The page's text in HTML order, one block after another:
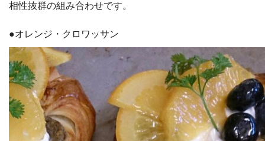
相性抜群の組み合わせです。
●オレンジ・クロワッサン